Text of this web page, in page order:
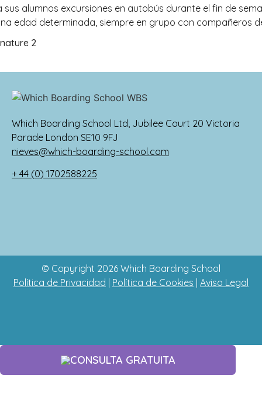
sus alumnos excursiones en autobús durante el fin de
edad determinada, siempre en grupo con compañeros
Which Boarding School Ltd, Jubilee Court 20 Victoria
Parade London SE10 9FJ
nieves@which-boarding-school.com
+ 44 (0) 1702588225
© Copyright 2026 Which Boarding School
Política de Privacidad
Política de Cookies Aviso Legal
CONSULTA GRATUITA